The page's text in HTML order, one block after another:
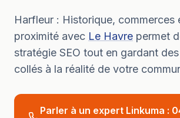
Harfleur : Historique, commerces
proximité avec Le Havre permet
stratégie SEO tout en gardant
collés à la réalité de votre
Parler à un expert Linkuma :